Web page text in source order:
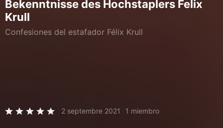
Bekenntnisse des Hochstaplers Felix
Krull
Confesiones del estafador Félix Krull
2 septembre 2021 1 miembro